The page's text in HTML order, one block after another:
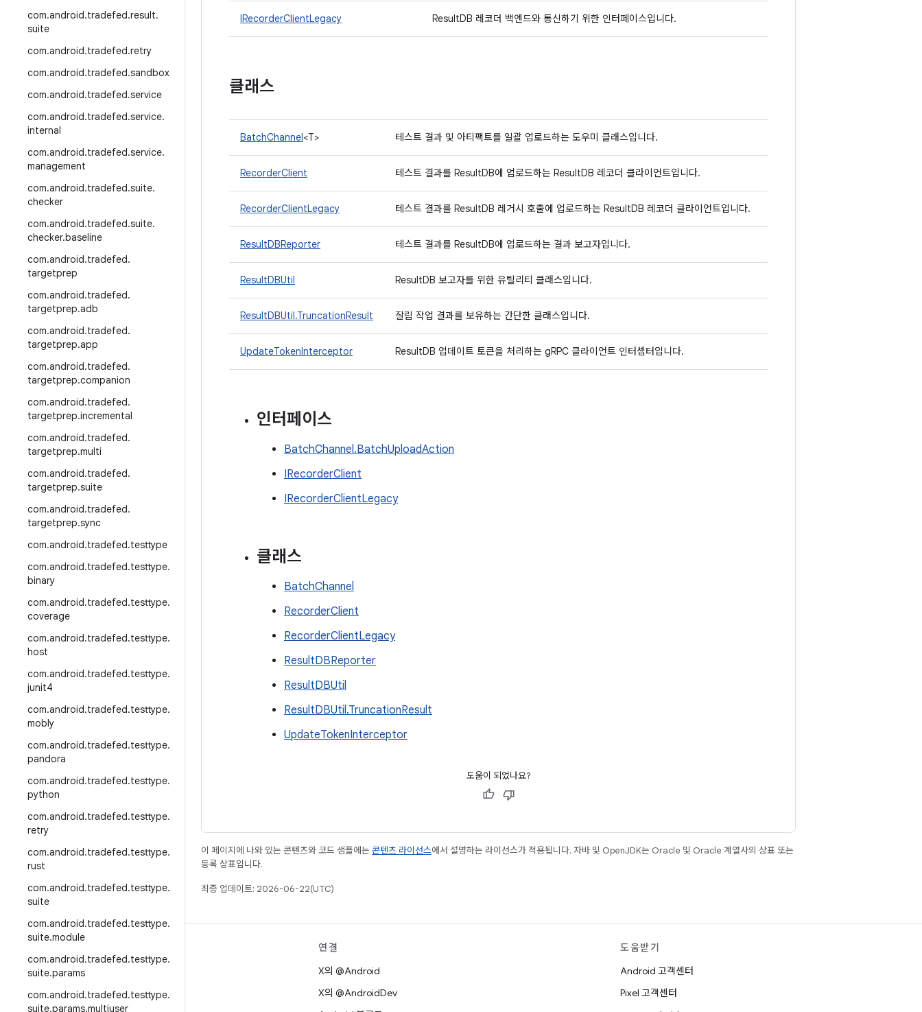
com.android.tradefed.result.
suite
com.android.tradefed.retry
com.android.tradefed.sandbox
com.android.tradefed.service
com.android.tradefed.service.
internal
com.android.tradefed.service.
management
com.android.tradefed.suite.
checker
com.android.tradefed.suite.
checker.baseline
com.android.tradefed.
targetprep
com.android.tradefed.
targetprep.adb
com.android.tradefed.
targetprep.app
com.android.tradefed.
targetprep.companion
com.android.tradefed.
targetprep.incremental
com.android.tradefed.
targetprep.multi
com.android.tradefed.
targetprep.suite
com.android.tradefed.
targetprep.sync
com.android.tradefed.testtype
com.android.tradefed.testtype.
binary
com.android.tradefed.testtype.
coverage
com.android.tradefed.testtype.
host
com.android.tradefed.testtype.
junit4
com.android.tradefed.testtype.
mobly
com.android.tradefed.testtype.
pandora
com.android.tradefed.testtype.
python
com.android.tradefed.testtype.
retry
com.android.tradefed.testtype.
rust
com.android.tradefed.testtype.
suite
com.android.tradefed.testtype.
suite.module
com.android.tradefed.testtype.
suite.params
com.android.tradefed.testtype.
suite.params.multiuser
IRecorderClientLegacy ResultDB 레코더 백엔드와 통신하기 위한 인터페이스입니다.
클래스
BatchChannel<T> 테스트 결과 및 아티팩트를 일괄 업로드하는 도우미 클래스입니다.
RecorderClient 테스트 결과를 ResultDB에 업로드하는 ResultDB 레코더 클라이언트입니다.
RecorderClientLegacy 테스트 결과를 ResultDB 레거시 호출에 업로드하는 ResultDB 레코더 클라이언트입니다.
ResultDBReporter 테스트 결과를 ResultDB에 업로드하는 결과 보고자입니다.
ResultDBUtil ResultDB 보고자를 위한 유틸리티 클래스입니다.
ResultDBUtil.TruncationResult 잘림 작업 결과를 보유하는 간단한 클래스입니다.
UpdateTokenInterceptor ResultDB 업데이트 토큰을 처리하는 gRPC 클라이언트 인터셉터입니다.
인터페이스
BatchChannel.BatchUploadAction
IRecorderClient
IRecorderClientLegacy
클래스
BatchChannel
RecorderClient
RecorderClientLegacy
ResultDBReporter
ResultDBUtil
ResultDBUtil.TruncationResult
UpdateTokenInterceptor
도움이 되었나요?
이 페이지에 나와 있는 콘텐츠와 코드 샘플에는 콘텐츠 라이선스에서 설명하는 라이선스가 적용됩니다. 자바 및 OpenJDK는 Oracle 및 Oracle 계열사의 상표 또는
등록 상표입니다.
최종 업데이트: 2026-06-22(UTC)
Android 저장소
요구사항
연결
X의 @Android
X의 @AndroidDev
도움받기
Android 고객센터
Pixel 고객센터